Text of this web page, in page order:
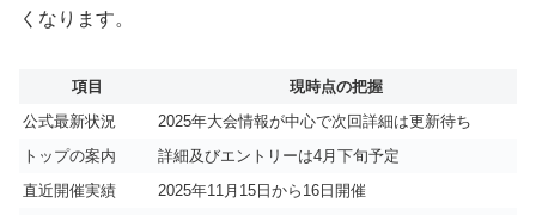
くなります。
項目
現時点の把握
公式最新状況
2025年大会情報が中心で次回詳細は更新待ち
トップの案内
詳細及びエントリーは4月下旬予定
直近開催実績
2025年11月15日から16日開催